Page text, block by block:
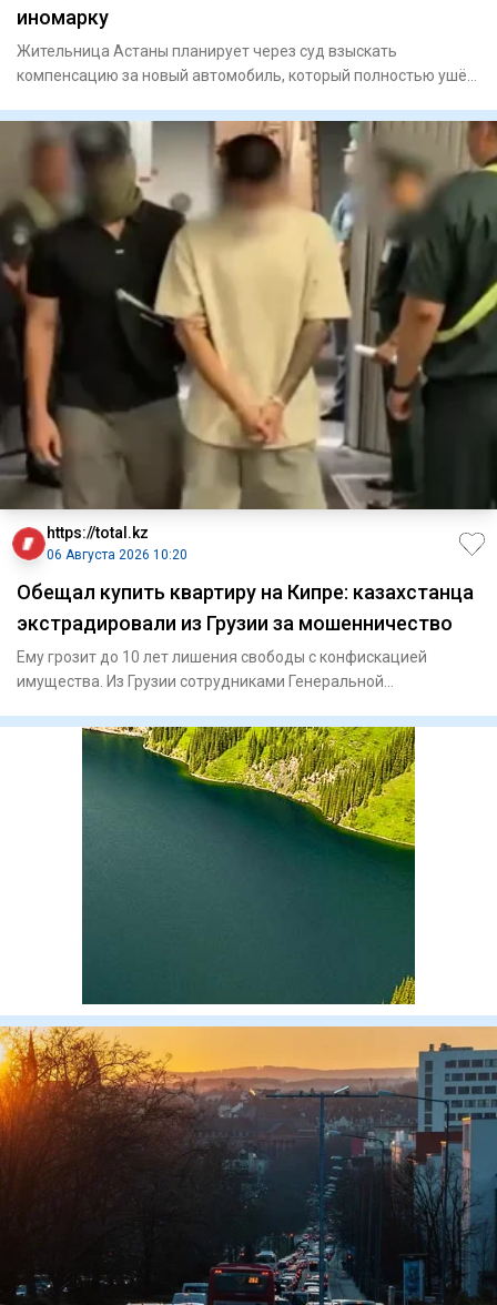
иномарку
Жительница Астаны планирует через суд взыскать
компенсацию за новый автомобиль, который полностью ушёл
https://total.kz
06 Августа 2026 10:20
Обещал купить квартиру на Кипре: казахстанца
экстрадировали из Грузии за мошенничество
Ему грозит до 10 лет лишения свободы с конфискацией
имущества. Из Грузии сотрудниками Генеральной